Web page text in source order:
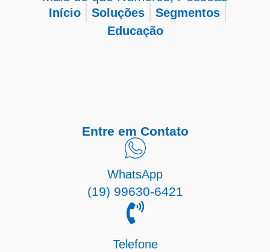
Início Soluções
Segmentos
Educação
Entre em Contato
WhatsApp
(19) 99630-6421
Telefone